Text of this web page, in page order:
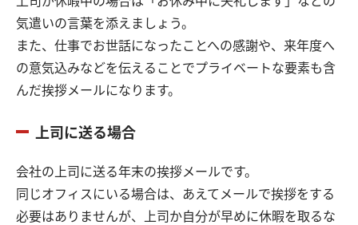
気遣いの言葉を添えましょう。
また、仕事でお世話になったことへの感謝や、来年度へ
の意気込みなどを伝えることでプライベートな要素も含
んだ挨拶メールになります。
上司に送る場合
会社の上司に送る年末の挨拶メールです。
同じオフィスにいる場合は、あえてメールで挨拶をする
必要はありませんが、上司か自分が早めに休暇を取るな